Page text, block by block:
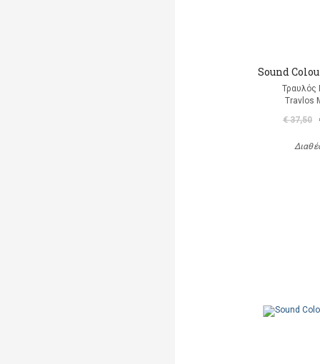
Sound
Τραυλός
Travlos
€ 37,50